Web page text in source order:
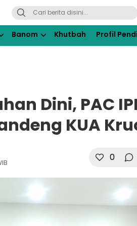
Ulama Kraksaan
Banom Khutbah Profil
Dini, PAC
KUA
0